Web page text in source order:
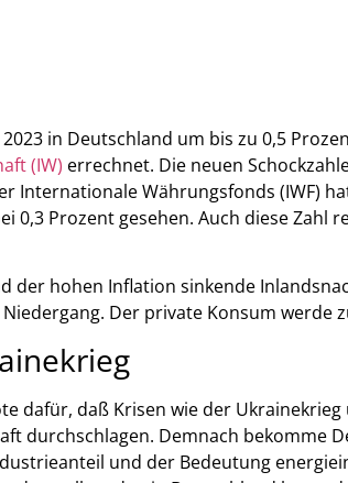
in Deutschland um bis zu 0,5
(IW) errechnet. Die neuen
Internationale Währungsfonds (IWF)
0,3 Prozent gesehen. Auch diese Zahl
der hohen Inflation sinkende
Der private Konsum werde
dafür, daß Krisen wie der
durchschlagen. Demnach bekomme
und der Bedeutung